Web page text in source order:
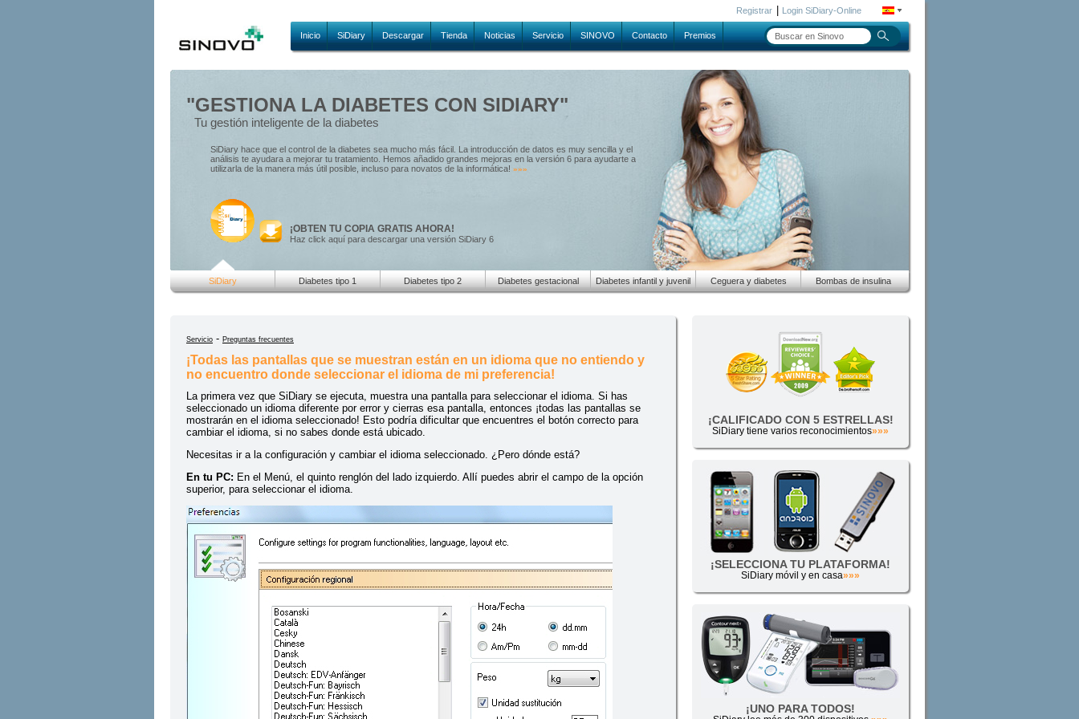
Registrar| Login SiDiary-Online
Inicio SiDiary Descargar Tienda Noticias Servicio SINOVO Contacto Premios
"GESTIONA LA DIABETES CON SIDIARY"
Tu gestión inteligente de la diabetes
SiDiary hace que el control de la diabetes sea mucho más fácil. La introducción de datos es muy sencilla y el
análisis te ayudara a mejorar tu tratamiento. Hemos añadido grandes mejoras en la versión 6 para ayudarte a
utilizarla de la manera más útil posible, incluso para novatos de la informática! »»»
¡OBTEN TU COPIA GRATIS AHORA!
Haz click aquí para descargar una versión SiDiary 6
SiDiary Diabetes tipo 1 Diabetes tipo 2 Diabetes gestacional Diabetes infantil y juvenil Ceguera y diabetes Bombas de insulina
Servicio - Preguntas frecuentes
¡Todas las pantallas que se muestran están en un idioma que no entiendo y
no encuentro donde seleccionar el idioma de mi preferencia!
La primera vez que SiDiary se ejecuta, muestra una pantalla para seleccionar el idioma. Si has
seleccionado un idioma diferente por error y cierras esa pantalla, entonces ¡todas las pantallas se
mostrarán en el idioma seleccionado! Esto podría dificultar que encuentres el botón correcto para
cambiar el idioma, si no sabes donde está ubicado.
Necesitas ir a la configuración y cambiar el idioma seleccionado. ¿Pero dónde está?
En tu PC: En el Menú, el quinto renglón del lado izquierdo. Allí puedes abrir el campo de la opción
superior, para seleccionar el idioma.
¡CALIFICADO CON 5 ESTRELLAS!
SiDiary tiene varios reconocimientos»»»
¡SELECCIONA TU PLATAFORMA!
SiDiary móvil y en casa»»»
¡UNO PARA TODOS!